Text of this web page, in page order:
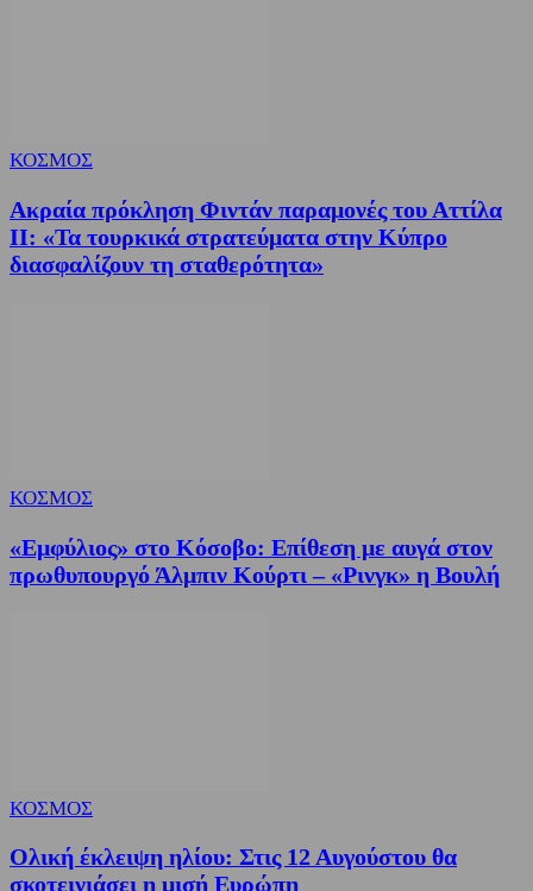
ΚΟΣΜΟΣ
Ακραία πρόκληση Φιντάν παραμονές του Αττίλα
ΙΙ: «Τα τουρκικά στρατεύματα στην Κύπρο
διασφαλίζουν τη σταθερότητα»
ΚΟΣΜΟΣ
«Εμφύλιος» στο Κόσοβο: Επίθεση με αυγά στον
πρωθυπουργό Άλμπιν Κούρτι – «Ρινγκ» η Βουλή
ΚΟΣΜΟΣ
Ολική έκλειψη ηλίου: Στις 12 Αυγούστου θα
σκοτεινιάσει η μισή Ευρώπη